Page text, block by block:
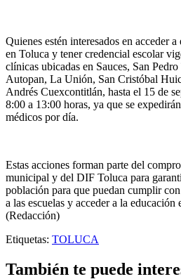
Quienes estén interesados en acceder
en Toluca y tener credencial escolar
clínicas ubicadas en Sauces, San
Autopan, La Unión, San Cristóbal
Andrés Cuexcontitlán, hasta el 15 de
8:00 a 13:00 horas, ya que se
médicos por día.
Estas acciones forman parte del
municipal y del DIF Toluca para
población para que puedan cumplir
a las escuelas y acceder a la
(Redacción)
Etiquetas: TOLUCA
También te puede